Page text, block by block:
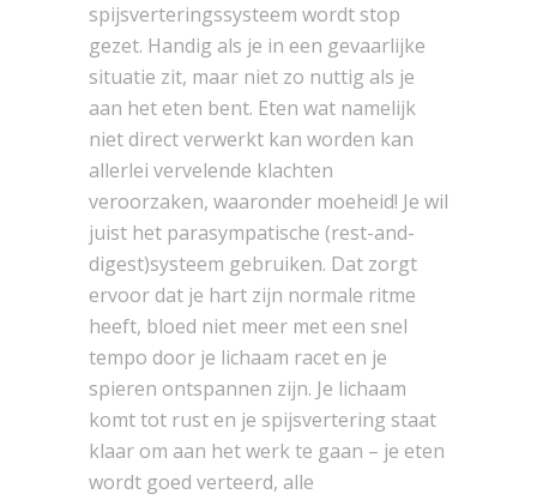
spijsverteringssysteem wordt stop
gezet. Handig als je in een gevaarlijke
situatie zit, maar niet zo nuttig als je
aan het eten bent. Eten wat namelijk
niet direct verwerkt kan worden kan
allerlei vervelende klachten
veroorzaken, waaronder moeheid! Je wil
juist het parasympatische (rest-and-
digest)systeem gebruiken. Dat zorgt
ervoor dat je hart zijn normale ritme
heeft, bloed niet meer met een snel
tempo door je lichaam racet en je
spieren ontspannen zijn. Je lichaam
komt tot rust en je spijsvertering staat
klaar om aan het werk te gaan – je eten
wordt goed verteerd, alle